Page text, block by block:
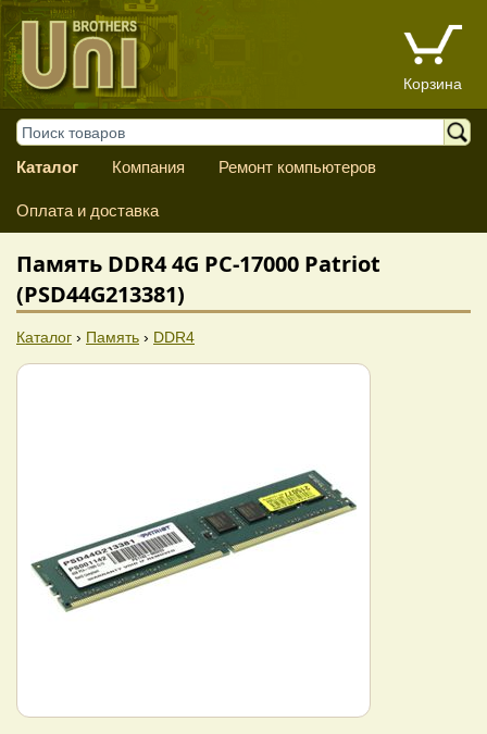
Корзина
Каталог Компания Ремонт компьютеров
Оплата и доставка
Память DDR4 4G PC-17000 Patriot
(PSD44G213381)
Каталог › Память › DDR4